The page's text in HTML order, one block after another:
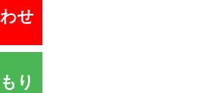
せ
り